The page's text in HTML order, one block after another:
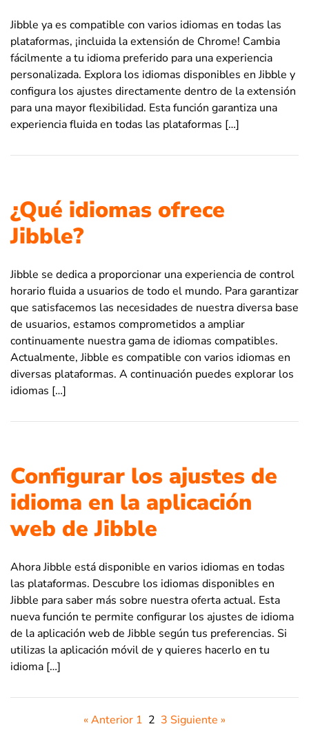
Jibble ya es compatible con varios idiomas en todas las
plataformas, ¡incluida la extensión de Chrome! Cambia
fácilmente a tu idioma preferido para una experiencia
personalizada. Explora los idiomas disponibles en Jibble y
configura los ajustes directamente dentro de la extensión
para una mayor flexibilidad. Esta función garantiza una
experiencia fluida en todas las plataformas […]
¿Qué idiomas ofrece
Jibble?
Jibble se dedica a proporcionar una experiencia de control
horario fluida a usuarios de todo el mundo. Para garantizar
que satisfacemos las necesidades de nuestra diversa base
de usuarios, estamos comprometidos a ampliar
continuamente nuestra gama de idiomas compatibles.
Actualmente, Jibble es compatible con varios idiomas en
diversas plataformas. A continuación puedes explorar los
idiomas […]
Configurar los ajustes de
idioma en la aplicación
web de Jibble
Ahora Jibble está disponible en varios idiomas en todas
las plataformas. Descubre los idiomas disponibles en
Jibble para saber más sobre nuestra oferta actual. Esta
nueva función te permite configurar los ajustes de idioma
de la aplicación web de Jibble según tus preferencias. Si
utilizas la aplicación móvil de y quieres hacerlo en tu
idioma […]
« Anterior 1 2 3 Siguiente »